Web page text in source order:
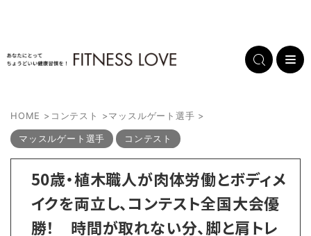
HOME > コンテスト >マッスルゲート選手 >
マッスルゲート選手 コンテスト
50歳・植木職人が肉体労働とボディメ
イクを両立し、コンテスト全国大会優
勝！ 時間が取れない分、脚と肩トレ